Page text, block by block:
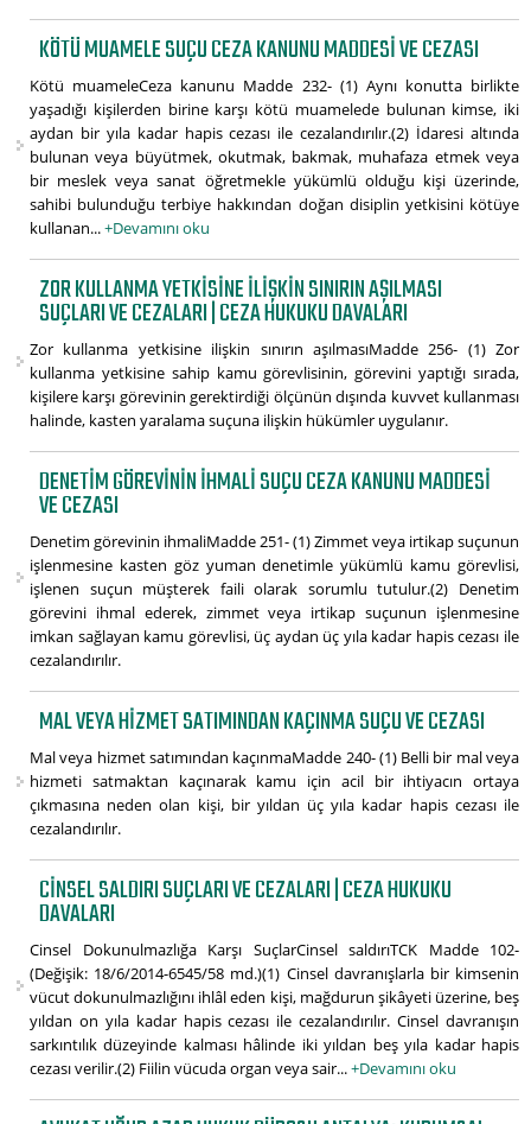
KÖTÜ MUAMELE SUÇU CEZA KANUNU MADDESI VE CEZASI
Kötü muameleCeza kanunu Madde 232- (1) Aynı konutta birlikte
yaşadığı kişilerden birine karşı kötü muamelede bulunan kimse, iki
aydan bir yıla kadar hapis cezası ile cezalandırılır.(2) İdaresi altında
bulunan veya büyütmek, okutmak, bakmak, muhafaza etmek veya
bir meslek veya sanat öğretmekle yükümlü olduğu kişi üzerinde,
sahibi bulunduğu terbiye hakkından doğan disiplin yetkisini kötüye
kullanan...+Devamını oku
ZOR KULLANMA YETKISINE ILIŞKIN SINIRIN AŞILMASI
SUÇLARI VE CEZALARI | CEZA HUKUKU DAVALARI
Zor kullanma yetkisine ilişkin sınırın aşılmasıMadde 256- (1) Zor
kullanma yetkisine sahip kamu görevlisinin, görevini yaptığı sırada,
kişilere karşı görevinin gerektirdiği ölçünün dışında kuvvet kullanması
halinde, kasten yaralama suçuna ilişkin hükümler uygulanır.
DENETIM GÖREVININ IHMALI SUÇU CEZA KANUNU MADDESI
VE CEZASI
Denetim görevinin ihmaliMadde 251- (1) Zimmet veya irtikap suçunun
işlenmesine kasten göz yuman denetimle yükümlü kamu görevlisi,
işlenen suçun müşterek faili olarak sorumlu tutulur.(2) Denetim
görevini ihmal ederek, zimmet veya irtikap suçunun işlenmesine
imkan sağlayan kamu görevlisi, üç aydan üç yıla kadar hapis cezası ile
cezalandırılır.
MAL VEYA HIZMET SATIMINDAN KAÇINMA SUÇU VE CEZASI
Mal veya hizmet satımından kaçınmaMadde 240- (1) Belli bir mal veya
hizmeti satmaktan kaçınarak kamu için acil bir ihtiyacın ortaya
çıkmasına neden olan kişi, bir yıldan üç yıla kadar hapis cezası ile
cezalandırılır.
CINSEL SALDIRI SUÇLARI VE CEZALARI | CEZA HUKUKU
DAVALARI
Cinsel Dokunulmazlığa Karşı SuçlarCinsel saldırıTCK Madde 102-
(Değişik: 18/6/2014-6545/58 md.)(1) Cinsel davranışlarla bir kimsenin
vücut dokunulmazlığını ihlâl eden kişi, mağdurun şikâyeti üzerine, beş
yıldan on yıla kadar hapis cezası ile cezalandırılır. Cinsel davranışın
sarkıntılık düzeyinde kalması hâlinde iki yıldan beş yıla kadar hapis
cezası verilir.(2) Fiilin vücuda organ veya sair...+Devamını oku